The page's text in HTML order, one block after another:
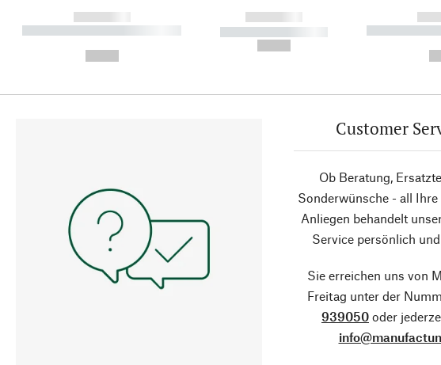
------------
----------- ----------- ----------
------------
----------- -----------
-----------
Customer
Ob Beratung,
Sonderwünsche - all Ihre
Anliegen behandelt
Service persönlich
Sie erreichen uns von
Freitag unter der
939050 oder